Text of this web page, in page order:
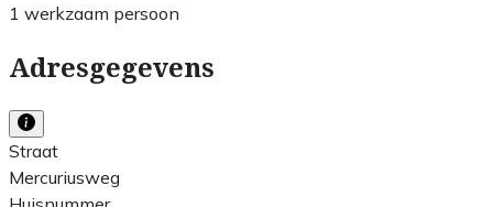
1 werkzaam persoon
Adresgegevens
Straat
Mercuriusweg